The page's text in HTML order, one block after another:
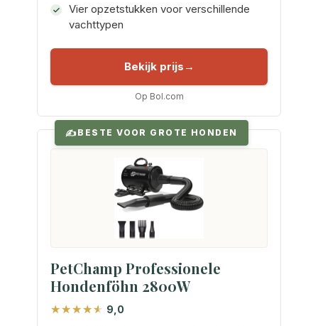
Vier opzetstukken voor verschillende
vachttypen
Bekijk prijs
Op Bol.com
BESTE VOOR GROTE HONDEN
PetChamp Professionele
Hondenföhn 2800W
9,0